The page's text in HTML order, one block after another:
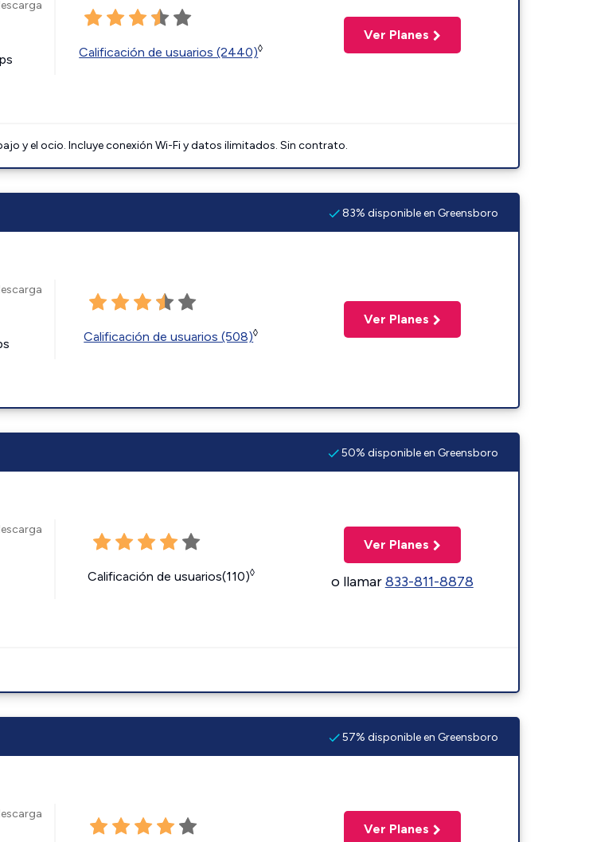
Calificación de usuarios (2440)◊
Ver Planes
y el ocio. Incluye conexión Wi-Fi y datos ilimitados. Sin contrato.
83% disponible en Greensboro
Calificación de usuarios (508)◊
Ver Planes
50% disponible en Greensboro
Calificación de usuarios(110)◊
Ver Planes
o llamar833-811-8878
57% disponible en Greensboro
Ver Planes